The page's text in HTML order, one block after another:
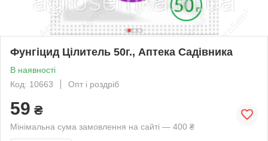
Фунгіцид Цілитель 50г., Аптека Садівника
В наявності
Код: 10663
Опт і роздріб
59 ₴
Мінімальна сума замовлення на сайті — 400 ₴